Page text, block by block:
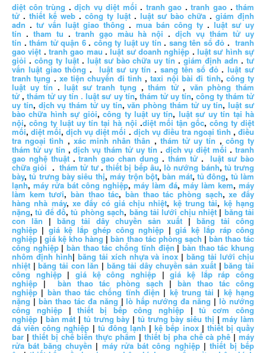
diệt côn trùng .dịch vụ diệt mối . tranh gao .tranh gao .thám
tử. thiết kế web . công ty luật . luật sư bào chữa .giám định
adn .tư vấn luật giao thông. mua bán công ty. luật sư uy
tín . tham tu .tranh gạo màu hà nội .dịch vụ thám tử uy
tín .thám tử quận 6. công ty luật uy tín . sang tên sổ đỏ .tranh
gao việt .tranh gao mau .luật sư doanh nghiệp .luật sư hình sự
giỏi . công ty luật. luật sư bào chữa uy tín .giám định adn .tư
vấn luật giao thông .luật sư uy tín .sang tên sổ đỏ.luật sư
tranh tụng . xe tiện chuyến đi tỉnh ,taxi nội bài đi tỉnh, công ty
luật uy tín .luật sư tranh tụng ,thám tử, văn phòng thám
tử,thám tử uy tín . luật sư uy tín, thám tử uy tín, công ty thám tử
uy tín, dịch vụ thám tử uy tín,văn phòng thám tử uy tín,luật sư
bào chữa hình sự giỏi,công ty luật uy tín, luật sư uy tín tại hà
nội,công ty luật uy tín tại hà nội .diệt mối tận gốc, công ty diệt
mối,diệt mối,dịch vụ diệt mối .dịch vụ điều tra ngoại tình ,điều
tra ngoại tình ,xác minh nhân thân ,thám tử uy tín , công ty
thám tử uy tín ,dịch vụ thám tử uy tín . dịch vụ diệt mối .tranh
gao nghệ thuật.tranh gao chan dung . thám tử.luật sư bào
chữa giỏi .thám tử tư.thiết bị bếp âu,lò nướng bánh, tủ trưng
bày,tủ trưng bày siêu thị,máy trộn bột,bàn mát,tủ đông, tủ làm
lạnh, máy rửa bát công nghiệp, máy làm đá, máy làm kem, máy
làm kem tươi,bàn thao tác,bàn thao tác phòng sạch,xe đẩy
hàng nhà máy, xe đẩy có giá chịu nhiệt, kệ trung tải, kệ hạng
nặng,tủ để đồ,tủ phòng sạch, băng tải lưới chịu nhiệt| băng tải
con lăn | băng tải dây chuyền sản xuất | băng tải công
nghiệp | giá kệ lắp ghép công nghiệp |giá kệ lắp ráp công
nghiệp |giá kệ kho hàng |bàn thao tác phòng sạch | bàn thao tác
công nghiệp|bàn thao tác chống tĩnh điện |bàn thao tác khung
nhôm định hình| băng tải xích nhựa và inox|băng tải lưới chịu
nhiệt |băng tải con lăn | băng tải dây chuyền sản xuất |băng tải
công nghiệp|giá kệ công nghiệp |giá kệ lắp ráp công
nghiệp |bàn thao tác phòng sạch| bàn thao tác công
nghiệp | bàn thao tác chống tĩnh điện | kệ trung tải | kệ hạng
nặng| bàn thao tác đa năng|lò hấp nướng đa năng |lò nướng
công nghiệp|thiết bị bếp công nghiệp|tủ cơm công
nghiệp |bàn mát | tủ trưng bày | tủ trưng bày siêu thị |máy làm
đá viên công nghiệp | tủ đông lạnh |kệ bếp inox| thiết bị quầy
bar | thiết bị chế biến thực phẩm | thiết bị pha chế cà phê| máy
rửa bát băng chuyền | máy rửa bát công nghiệp|thiết bị bếp